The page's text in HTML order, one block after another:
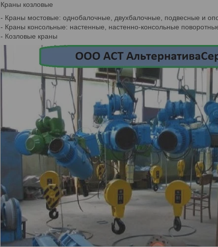
Краны козловые
- Краны мостовые: однобалочные, двухбалочные, подвесные и
- Краны консольные: настенные, настенно-консольные
- Козловые краны